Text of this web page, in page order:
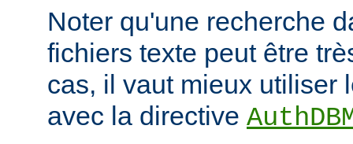
Noter qu'une recherche
fichiers texte peut être
cas, il vaut mieux utiliser
avec la directive